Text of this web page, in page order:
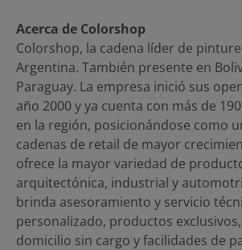
Acerca de Colorshop
Colorshop, la cadena líder de
Argentina. También presente en
Paraguay. La empresa inició sus
año 2000 y ya cuenta con más de
en la región, posicionándose como
cadenas de retail de mayor
ofrece la mayor variedad de
arquitectónica, industrial y
brinda asesoramiento y servicio
personalizado, productos
domicilio sin cargo y facilidades de